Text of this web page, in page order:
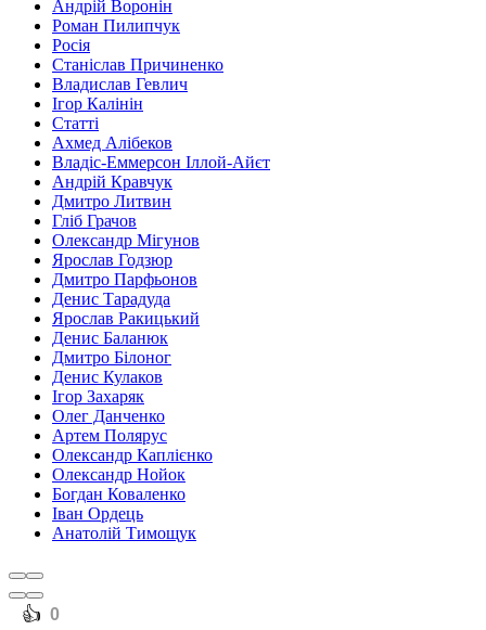
Андрій Воронін
Роман Пилипчук
Росія
Станіслав Причиненко
Владислав Гевлич
Ігор Калінін
Статті
Ахмед Алібеков
Владіс-Еммерсон Іллой-Айєт
Андрій Кравчук
Дмитро Литвин
Гліб Грачов
Олександр Мігунов
Ярослав Годзюр
Дмитро Парфьонов
Денис Тарадуда
Ярослав Ракицький
Денис Баланюк
Дмитро Білоног
Денис Кулаков
Ігор Захаряк
Олег Данченко
Артем Полярус
Олександр Каплієнко
Олександр Нойок
Богдан Коваленко
Іван Ордець
Анатолій Тимощук
️👍 0